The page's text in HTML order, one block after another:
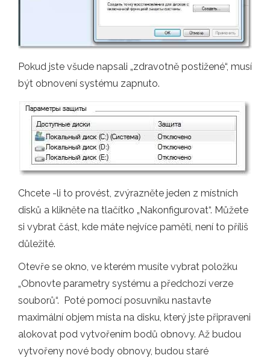
Pokud jste všude napsali „zdravotně postižené“, musí
být obnovení systému zapnuto.
Chcete -li to provést, zvýrazněte jeden z místních
disků a klikněte na tlačítko „Nakonfigurovat“. Můžete
si vybrat část, kde máte nejvíce paměti, není to příliš
důležité.
Otevře se okno, ve kterém musíte vybrat položku
„Obnovte parametry systému a předchozí verze
souborů“. Poté pomocí posuvníku nastavte
maximální objem místa na disku, který jste připraveni
alokovat pod vytvořením bodů obnovy. Až budou
vytvořeny nové body obnovy, budou staré